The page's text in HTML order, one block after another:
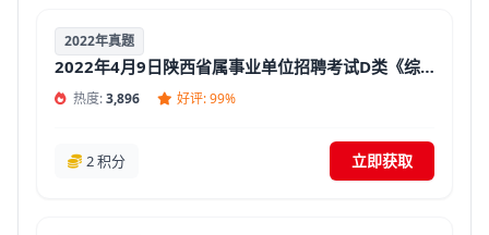
2022年真题
2022年4月9日陕西省属事业单位招聘考试D类《综合应用能力》（教师岗小学）真题试卷及答案【含解析】
热度:3,896 好评: 99%
2 积分 立即获取